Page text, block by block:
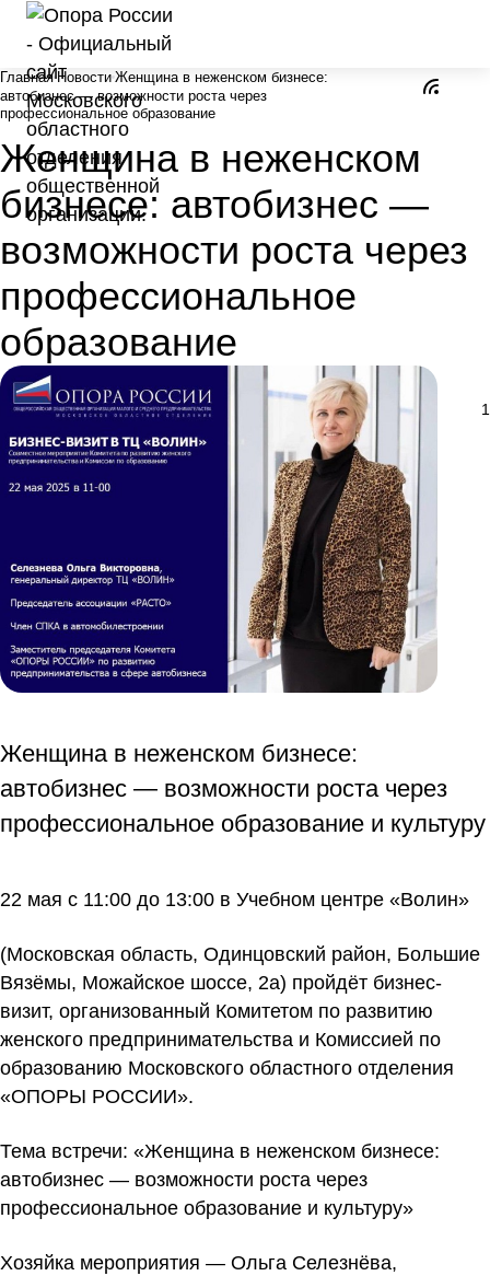
Главная Новости Женщина в неженском бизнесе:
автобизнес — возможности роста через
профессиональное образование
Женщина в неженском
бизнесе: автобизнес —
возможности роста через
профессиональное
образование
Женщина в неженском бизнесе:
автобизнес — возможности роста через
профессиональное образование и культуру
22 мая с 11:00 до 13:00 в Учебном центре «Волин»
(Московская область, Одинцовский район, Большие
Вязёмы, Можайское шоссе, 2а) пройдёт бизнес-
визит, организованный Комитетом по развитию
женского предпринимательства и Комиссией по
образованию Московского областного отделения
«ОПОРЫ РОССИИ».
Тема встречи: «Женщина в неженском бизнесе:
автобизнес — возможности роста через
профессиональное образование и культуру»
Хозяйка мероприятия — Ольга Селезнёва,